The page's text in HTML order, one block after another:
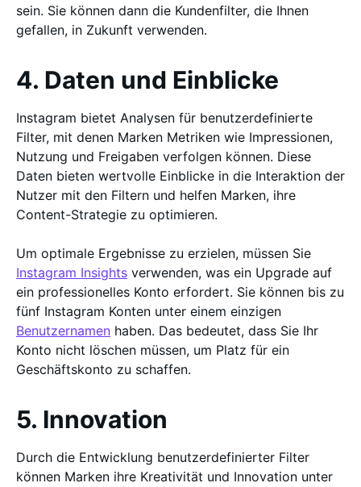
sein. Sie können dann die Kundenfilter, die Ihnen
gefallen, in Zukunft verwenden.
4. Daten und Einblicke
Instagram bietet Analysen für benutzerdefinierte
Filter, mit denen Marken Metriken wie Impressionen,
Nutzung und Freigaben verfolgen können. Diese
Daten bieten wertvolle Einblicke in die Interaktion der
Nutzer mit den Filtern und helfen Marken, ihre
Content-Strategie zu optimieren.
Um optimale Ergebnisse zu erzielen, müssen Sie
Instagram Insights verwenden, was ein Upgrade auf
ein professionelles Konto erfordert. Sie können bis zu
fünf Instagram Konten unter einem einzigen
Benutzernamen haben. Das bedeutet, dass Sie Ihr
Konto nicht löschen müssen, um Platz für ein
Geschäftskonto zu schaffen.
5. Innovation
Durch die Entwicklung benutzerdefinierter Filter
können Marken ihre Kreativität und Innovation unter